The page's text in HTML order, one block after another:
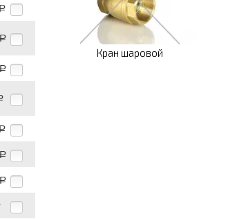
Р
Р
Р
Р
Кран шаровой